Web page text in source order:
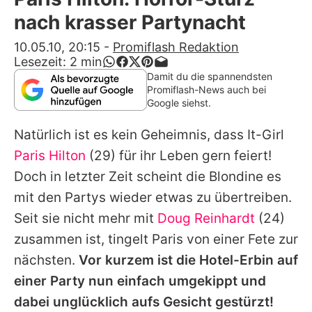
Alle Themen auf Promiflash
App runterladen
Team
Redaktionelle Richtlinien
Impressum
Nutzungsbedingungen
Utiq verwalten
nach krasser Partynacht
10.05.10, 20:15 - Promiflash Redaktion
Lesezeit: 2 min
Damit du die spannendsten
Promiflash-News auch bei
Google siehst.
Natürlich ist es kein Geheimnis, dass It-Girl
Paris Hilton (29) für ihr Leben gern feiert!
Doch in letzter Zeit scheint die Blondine es
mit den Partys wieder etwas zu übertreiben.
Seit sie nicht mehr mit Doug Reinhardt (24)
zusammen ist, tingelt Paris von einer Fete zur
nächsten. Vor kurzem ist die Hotel-Erbin auf
einer Party nun einfach umgekippt und
dabei unglücklich aufs Gesicht gestürzt!